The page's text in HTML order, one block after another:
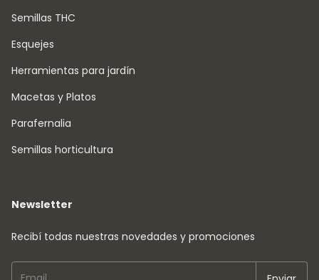
Semillas THC
Esquejes
Herramientas para jardín
Macetas y Platos
Parafernalia
Semillas horticultura
Newsletter
Recibí todas nuestras novedades y promociones